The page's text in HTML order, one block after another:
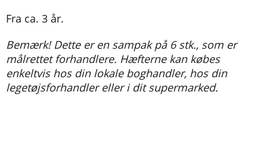
Fra ca. 3 år.
Bemærk! Dette er en sampak på 6 stk., som er
målrettet forhandlere. Hæfterne kan købes
enkeltvis hos din lokale boghandler, hos din
legetøjsforhandler eller i dit supermarked.